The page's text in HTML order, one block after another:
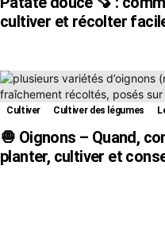
cultiver et récolter
Cultiver Cultiver des légumes
🧅 Oignons – Quand,
planter, cultiver et